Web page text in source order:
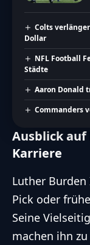
Colts
Dollar
NFL Football
Städte
Aaron Donald
Commanders
Ausblick auf
Karriere
Luther
Pick oder
Seine
machen ihn